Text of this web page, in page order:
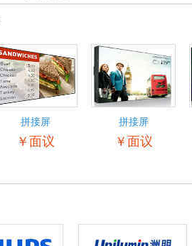
拼接屏
￥面议
拼接屏
￥面议